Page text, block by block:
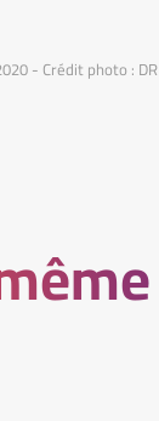
- Crédit photo : DR